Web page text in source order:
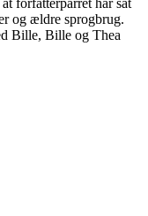
forfatterparret har sat
og ældre sprogbrug.
Bille, Bille og Thea